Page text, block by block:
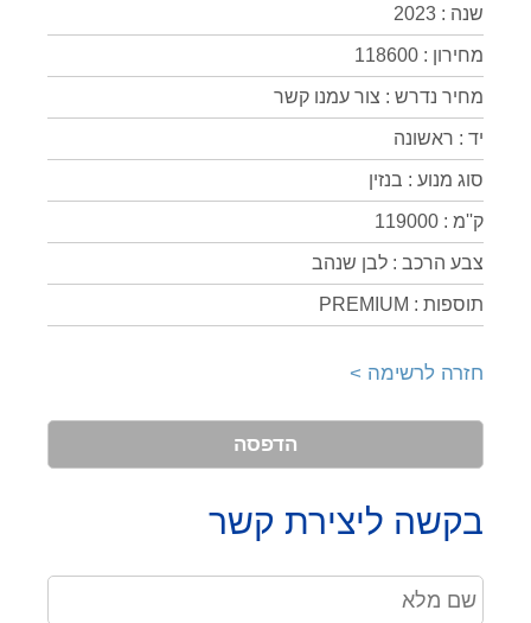
שנה : 2023
מחירון : 118600
מחיר נדרש : צור עמנו קשר
יד : ראשונה
סוג מנוע : בנזין
ק''מ : 119000
צבע הרכב : לבן שנהב
תוספות : PREMIUM
חזרה לרשימה >
הדפסה
בקשה ליצירת קשר